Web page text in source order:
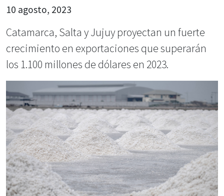
10 agosto, 2023
Catamarca, Salta y Jujuy proyectan un fuerte
crecimiento en exportaciones que superarán
los 1.100 millones de dólares en 2023.